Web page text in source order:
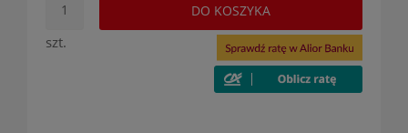
szt.
DO KOSZYKA